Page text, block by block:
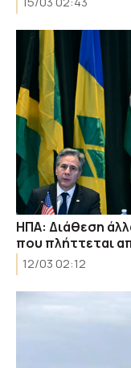
ΗΠΑ: Διάθεση
που πλήττεται
12/03 02:12